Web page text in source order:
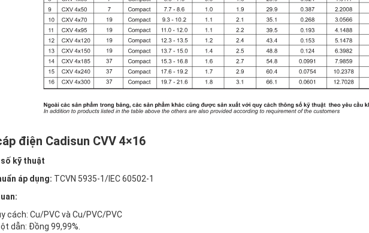
điện Cadisun CVV 4×16
kỹ thuật
áp dụng: TCVN 5935-1/IEC 60502-1
cách: Cu/PVC và Cu/PVC/PVC
dẫn: Đồng 99,99%.